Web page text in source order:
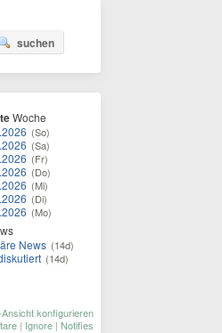
suchen
Woche
(So)
(Sa)
(Fr)
(Do)
(Mi)
(Di)
(Mo)
News (14d)
(14d)
konfigurieren
| Ignore | Notifies